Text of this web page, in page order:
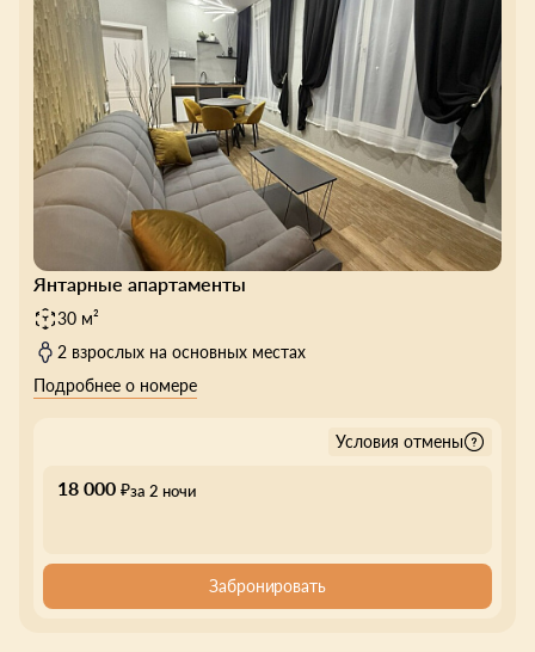
Янтарные апартаменты
30 м²
2 взрослых на основных местах
Подробнее о номере
Условия отмены
18 000 ₽за 2 ночи
Забронировать